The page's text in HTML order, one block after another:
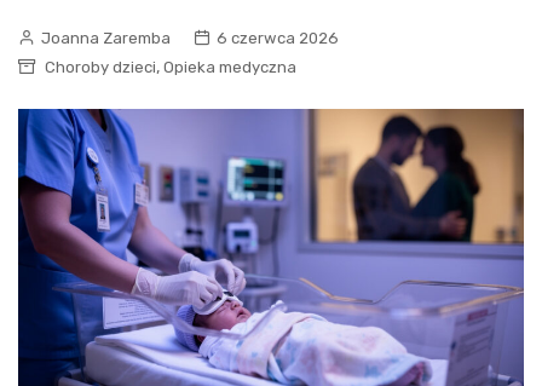
Joanna Zaremba
6 czerwca 2026
Choroby dzieci, Opieka medyczna